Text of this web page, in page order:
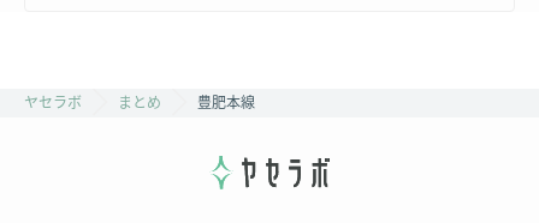
ヤセラボ まとめ 豊肥本線